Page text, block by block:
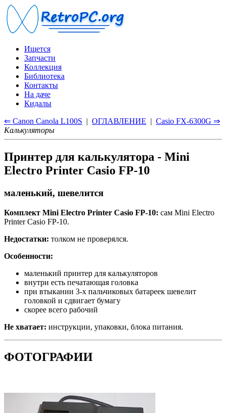
Ищется
Запчасти
Коллекция
Библиотека
Контакты
На даче
Кидалы
⇐ Canon Canola L100S | ОГЛАВЛЕНИЕ | Casio FX-6300G ⇒
Калькуляторы
Принтер для калькулятора - Mini
Electro Printer Casio FP-10
маленький, шевелится
Комплект Mini Electro Printer Casio FP-10: сам Mini Electro
Printer Casio FP-10.
Недостатки: толком не проверялся.
Особенности:
маленький принтер для калькуляторов
внутри есть печатающая головка
при втыкании 3-х пальчиковых батареек шевелит
головкой и сдвигает бумагу
скорее всего рабочий
Не хватает: инструкции, упаковки, блока питания.
ФОТОГРАФИИ